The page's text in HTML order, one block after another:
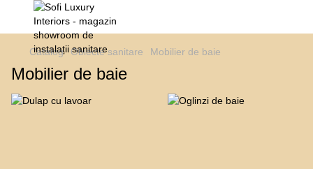
Catalog Obiecte sanitare Mobilier de baie
Mobilier de baie